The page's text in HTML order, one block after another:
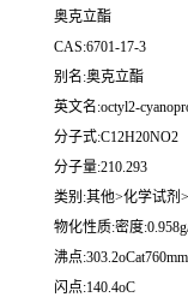
奥克立酯
CAS:6701-17-3
别名:奥克立酯
英文名:octyl2-
分子式:C12H20NO2
分子量:210.293
类别:其他>化学试剂
物化性质:密度
沸点
闪点:140.4oC